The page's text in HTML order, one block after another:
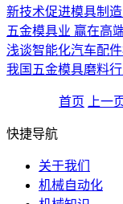
新技术促进模具制
五金模具业 赢在高
浅谈智能化汽车配
我国五金模具磨料
首页 上一
快捷导航
关于我们
机械自动化